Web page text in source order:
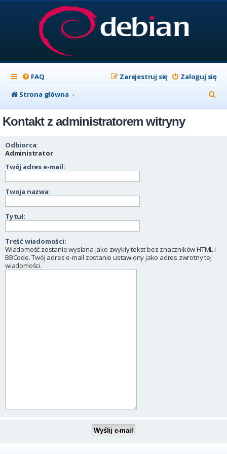
FAQ Zaloguj się
Zarejestruj się
Strona główna
z
Kontakt z administratorem witryny
Odbiorca:
Administrator
Twój adres e-mail:
Twoja nazwa:
Tytuł:
Treść wiadomości:
Wiadomość zostanie wysłana jako zwykły tekst bez znaczników HTML i
BBCode. Twój adres e-mail zostanie ustawiony jako adres zwrotny tej
wiadomości.